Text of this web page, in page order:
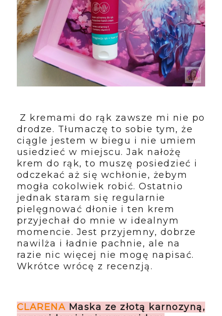
Z kremami do rąk zawsze mi nie po
drodze. Tłumaczę to sobie tym, że
ciągle jestem w biegu i nie umiem
usiedzieć w miejscu. Jak nałożę
krem do rąk, to muszę posiedzieć i
odczekać aż się wchłonie, żebym
mogła cokolwiek robić. Ostatnio
jednak staram się regularnie
pielęgnować dłonie i ten krem
przyjechał do mnie w idealnym
momencie. Jest przyjemny, dobrze
nawilża i ładnie pachnie, ale na
razie nic więcej nie mogę napisać.
Wkrótce wrócę z recenzją.
CLARENA Maska ze złotą karnozyną,